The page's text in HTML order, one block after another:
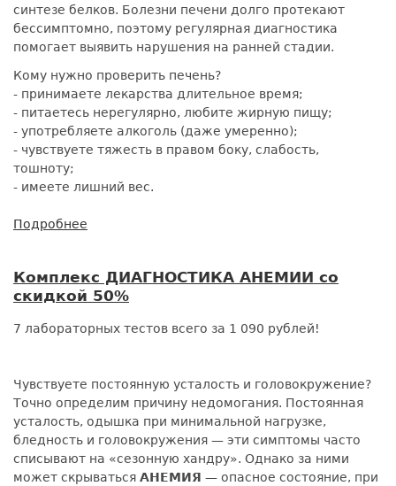
синтезе белков. Болезни печени долго протекают
бессимптомно, поэтому регулярная диагностика
помогает выявить нарушения на ранней стадии.
Кому нужно проверить печень?
- принимаете лекарства длительное время;
- питаетесь нерегулярно, любите жирную пищу;
- употребляете алкоголь (даже умеренно);
- чувствуете тяжесть в правом боку, слабость,
тошноту;
- имеете лишний вес.
Подробнее
ПЕЧЕНИ
со
50%
Комплекс ДИАГНОСТИКА АНЕМИИ со
скидкой 50%
7 лабораторных тестов всего за 1 090 рублей!
Чувствуете постоянную усталость и головокружение?
Точно определим причину недомогания. Постоянная
усталость, одышка при минимальной нагрузке,
бледность и головокружения — эти симптомы часто
списывают на «сезонную хандру». Однако за ними
может скрываться АНЕМИЯ — опасное состояние, при